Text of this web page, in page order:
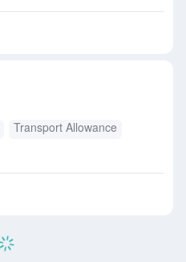
Transport Allowance